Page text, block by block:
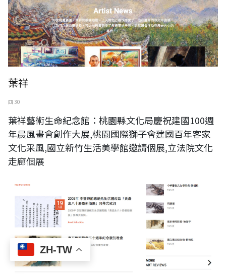
ZH-TW
葉祥
四 30
葉祥藝術生命紀念館：桃園縣文化局慶祝建國100週
年晨風畫會創作大展,桃園國際獅子會建國百年客家
文化采風,國立新竹生活美學館邀請個展,立法院文化
走廊個展